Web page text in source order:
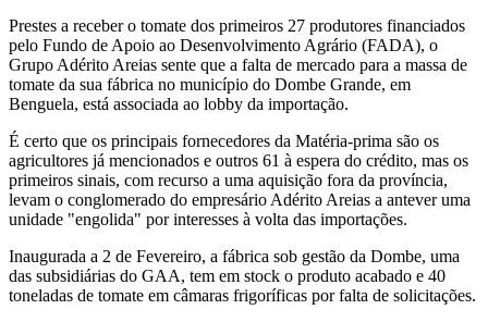
Prestes a receber o tomate dos primeiros 27 produtores financiados
pelo Fundo de Apoio ao Desenvolvimento Agrário (FADA), o
Grupo Adérito Areias sente que a falta de mercado para a massa de
tomate da sua fábrica no município do Dombe Grande, em
Benguela, está associada ao lobby da importação.
É certo que os principais fornecedores da Matéria-prima são os
agricultores já mencionados e outros 61 à espera do crédito, mas os
primeiros sinais, com recurso a uma aquisição fora da província,
levam o conglomerado do empresário Adérito Areias a antever uma
unidade "engolida" por interesses à volta das importações.
Inaugurada a 2 de Fevereiro, a fábrica sob gestão da Dombe, uma
das subsidiárias do GAA, tem em stock o produto acabado e 40
toneladas de tomate em câmaras frigoríficas por falta de solicitações.